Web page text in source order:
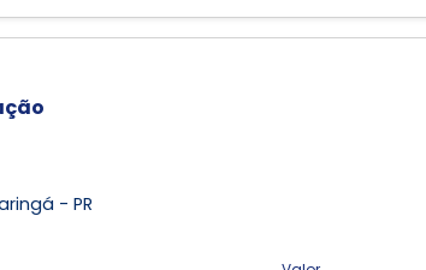
- PR